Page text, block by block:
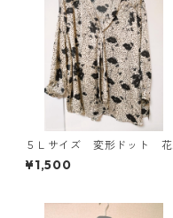
５Ｌサイズ 変形ドット 花
柄 ボウタイブラウス オフ
ホワイト KAE-4763
¥1,500